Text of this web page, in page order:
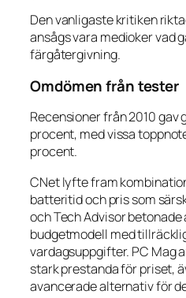
Den vanligaste kritiken
ansågs vara medioker vad
färgåtergivning.
Omdömen från tester
Recensioner från 2010 gav
procent, med vissa
procent.
CNet lyfte fram
batteritid och pris som
och Tech Advisor
budgetmodell med
vardagsuppgifter. PC Mag
stark prestanda för priset,
avancerade alternativ för